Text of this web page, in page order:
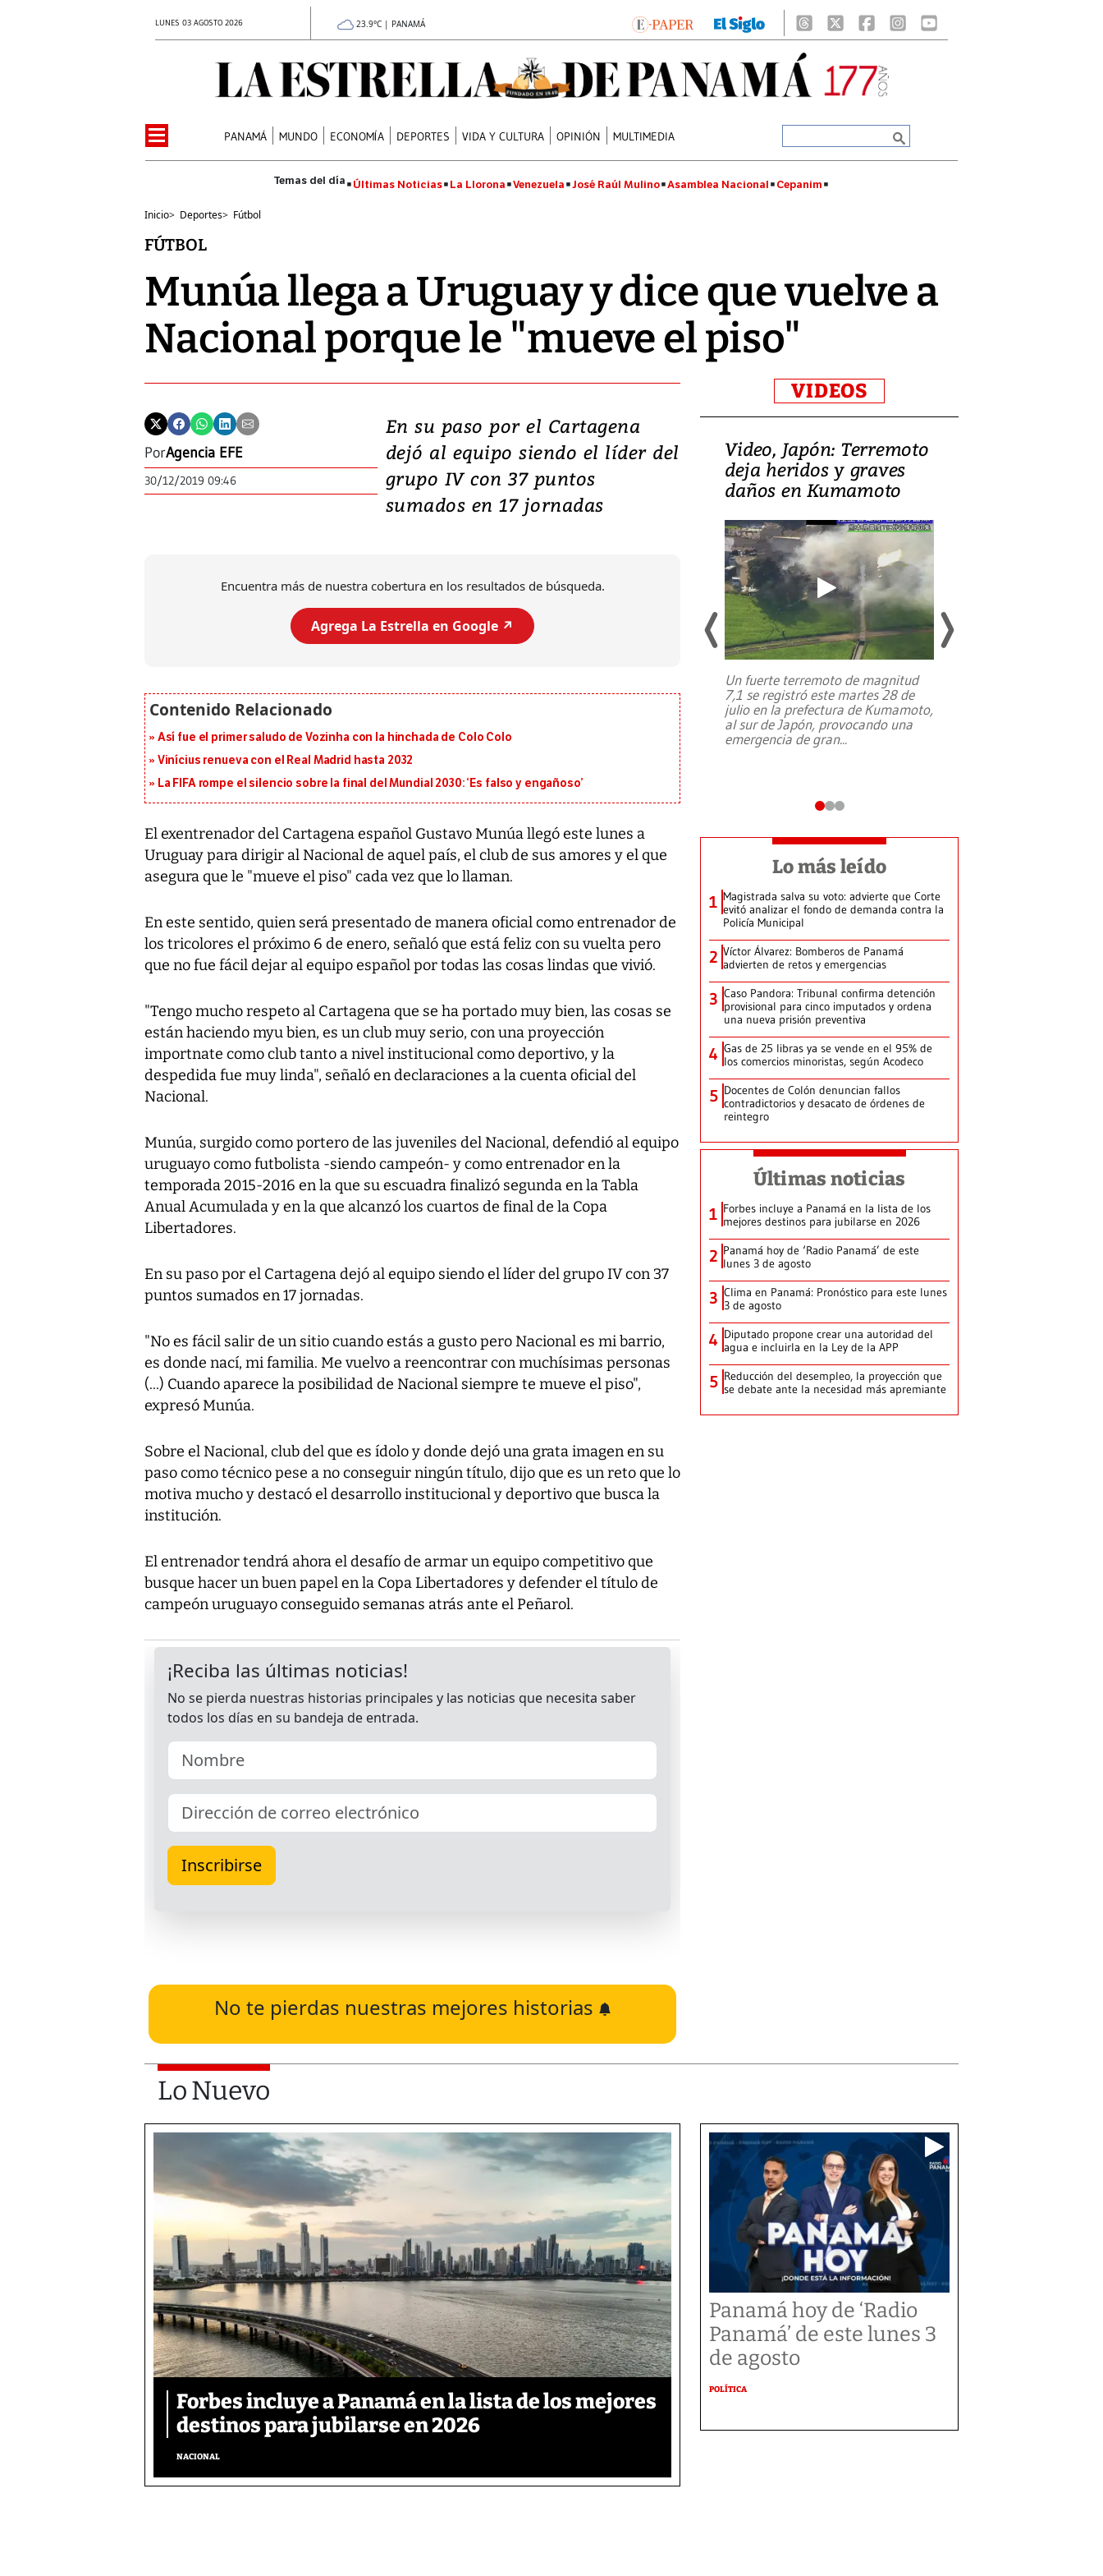
LUNES 03 AGOSTO 2026 23.9°C | PANAMÁ
PANAMÁ MUNDO ECONOMÍA DEPORTES VIDA Y CULTURA OPINIÓN MULTIMEDIA
Últimas Noticias La Llorona Venezuela José Raúl Mulino Asamblea Nacional Cepanim
Inicio> Deportes> Fútbol
FÚTBOL
Munúa llega a Uruguay y dice que vuelve a
Nacional porque le "mueve el piso"
PorAgencia EFE
30/12/2019 09:46
En su paso por el Cartagena
dejó al equipo siendo el líder del
grupo IV con 37 puntos
sumados en 17 jornadas
Encuentra más de nuestra cobertura en los resultados de búsqueda.
Agrega La Estrella en Google ↗️
Así fue el primer saludo de Vozinha con la hinchada de Colo Colo
Vinícius renueva con el Real Madrid hasta 2032
La FIFA rompe el silencio sobre la final del Mundial 2030: ‘Es falso y engañoso’
El exentrenador del Cartagena español Gustavo Munúa llegó este lunes a
Uruguay para dirigir al Nacional de aquel país, el club de sus amores y el que
asegura que le "mueve el piso" cada vez que lo llaman.
En este sentido, quien será presentado de manera oficial como entrenador de
los tricolores el próximo 6 de enero, señaló que está feliz con su vuelta pero
que no fue fácil dejar al equipo español por todas las cosas lindas que vivió.
"Tengo mucho respeto al Cartagena que se ha portado muy bien, las cosas se
están haciendo myu bien, es un club muy serio, con una proyección
importnate como club tanto a nivel institucional como deportivo, y la
despedida fue muy linda", señaló en declaraciones a la cuenta oficial del
Nacional.
Munúa, surgido como portero de las juveniles del Nacional, defendió al equipo
uruguayo como futbolista -siendo campeón- y como entrenador en la
temporada 2015-2016 en la que su escuadra finalizó segunda en la Tabla
Anual Acumulada y en la que alcanzó los cuartos de final de la Copa
Libertadores.
En su paso por el Cartagena dejó al equipo siendo el líder del grupo IV con 37
puntos sumados en 17 jornadas.
"No es fácil salir de un sitio cuando estás a gusto pero Nacional es mi barrio,
es donde nací, mi familia. Me vuelvo a reencontrar con muchísimas personas
(...) Cuando aparece la posibilidad de Nacional siempre te mueve el piso",
expresó Munúa.
Sobre el Nacional, club del que es ídolo y donde dejó una grata imagen en su
paso como técnico pese a no conseguir ningún título, dijo que es un reto que lo
motiva mucho y destacó el desarrollo institucional y deportivo que busca la
institución.
El entrenador tendrá ahora el desafío de armar un equipo competitivo que
busque hacer un buen papel en la Copa Libertadores y defender el título de
campeón uruguayo conseguido semanas atrás ante el Peñarol.
No te pierdas nuestras mejores historias
VIDEOS
Isidro Carbonell,
director de la Lotería:
‘Vamos a ser más
transparentes, tengan fe
El director de la Lotería Nacional de
clandestina, auditorías internas y su
plan para modernizar la institución
Video, Japón: Terremoto
deja heridos y graves
daños en Kumamoto
Un fuerte terremoto de magnitud
7,1 se registró este martes 28 de
julio en la prefectura de Kumamoto,
al sur de Japón, provocando una
emergencia de gran...
Lo más leído
1 Magistrada salva su voto: advierte que Corte
evitó analizar el fondo de demanda contra la
Policía Municipal
2 Víctor Álvarez: Bomberos de Panamá
advierten de retos y emergencias
3 Caso Pandora: Tribunal confirma detención
provisional para cinco imputados y ordena
una nueva prisión preventiva
4 Gas de 25 libras ya se vende en el 95% de
los comercios minoristas, según Acodeco
5 Docentes de Colón denuncian fallos
contradictorios y desacato de órdenes de
reintegro
Últimas noticias
1 Forbes incluye a Panamá en la lista de los
mejores destinos para jubilarse en 2026
2 Panamá hoy de ‘Radio Panamá’ de este
lunes 3 de agosto
3 Clima en Panamá: Pronóstico para este lunes
3 de agosto
4 Diputado propone crear una autoridad del
agua e incluirla en la Ley de la APP
5 Reducción del desempleo, la proyección que
se debate ante la necesidad más apremiante
Lo Nuevo
Forbes incluye a Panamá en la lista de los mejores
destinos para jubilarse en 2026
NACIONAL
Panamá hoy de ‘Radio
Panamá’ de este lunes 3
de agosto
POLÍTICA